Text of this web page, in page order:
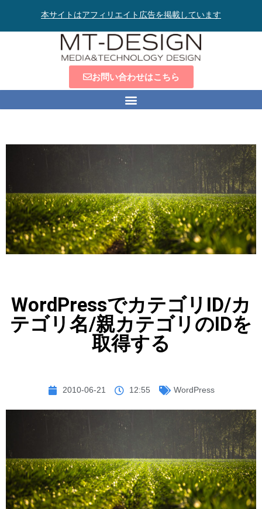
本サイトはアフィリエイト広告を掲載しています
お問い合わせはこちら
WordPressでカテゴリID/カ
テゴリ名/親カテゴリのIDを
取得する
2010-06-21 12:55 WordPress